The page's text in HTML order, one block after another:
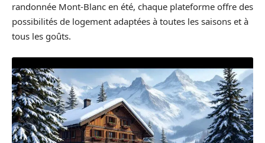
randonnée Mont-Blanc en été, chaque plateforme offre des
possibilités de logement adaptées à toutes les saisons et à
tous les goûts.